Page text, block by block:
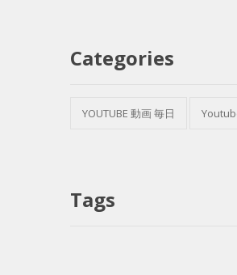
Categories
YOUTUBE 動画 毎日
Tags